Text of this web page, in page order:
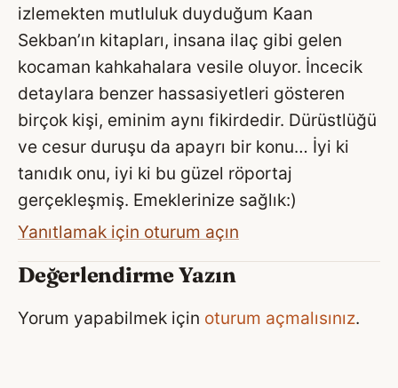
izlemekten mutluluk duyduğum Kaan
Sekban’ın kitapları, insana ilaç gibi gelen
kocaman kahkahalara vesile oluyor. İncecik
detaylara benzer hassasiyetleri gösteren
birçok kişi, eminim aynı fikirdedir. Dürüstlüğü
ve cesur duruşu da apayrı bir konu… İyi ki
tanıdık onu, iyi ki bu güzel röportaj
gerçekleşmiş. Emeklerinize sağlık:)
Yanıtlamak için oturum açın
Değerlendirme Yazın
Yorum yapabilmek için oturum açmalısınız.